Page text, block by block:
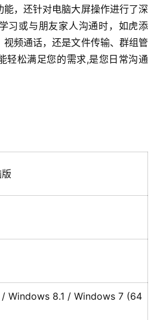
，还针对电脑大屏操作进行了深
习或与朋友家人沟通时，如虎添
频通话，还是文件传输、群组管
轻松满足您的需求,是您日常沟通
Windows 8.1 / Windows 7 (64